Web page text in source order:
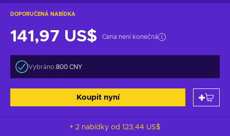
DOPORUČENÁ NABÍDKA
141,97 US$ Cena není konečná
Vybráno:800 CNY
Koupit nyní
+ 2 nabídky od 123,44 US$